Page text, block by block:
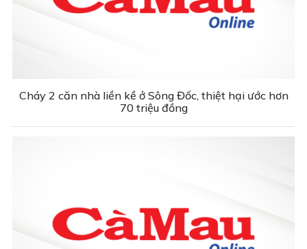
Cháy 2 căn nhà liền kề ở Sông Đốc, thiệt hại ước hơn
70 triệu đồng